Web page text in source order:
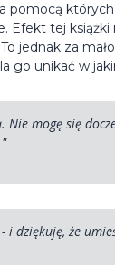
pomocą
Efekt tej
jednak za
go unikać w
mogę się
- i dziękuję, że